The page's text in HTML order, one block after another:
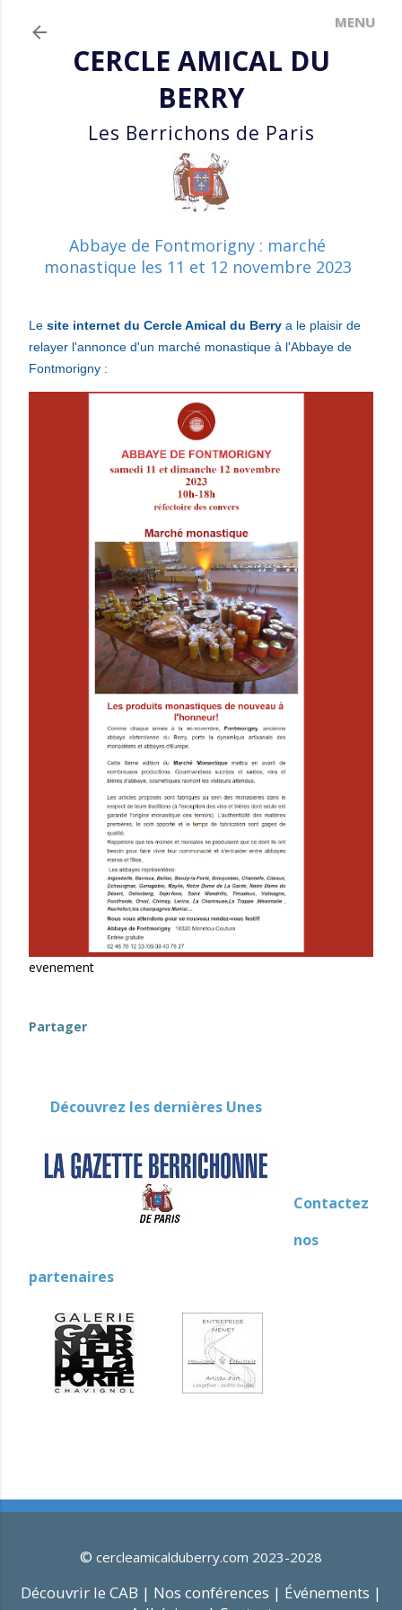
CERCLE AMICAL DU
BERRY
Les Berrichons de Paris
Abbaye de Fontmorigny : marché
monastique les 11 et 12 novembre 2023
Le site internet du Cercle Amical du Berry a le plaisir de
relayer l'annonce d'un marché monastique à l'Abbaye de
Fontmorigny :
evenement
Partager
Découvrez les dernières Unes
Contactez
nos
partenaires
© cercleamicalduberry.com 2023-2028
Découvrir le CAB | Nos conférences | Événements |